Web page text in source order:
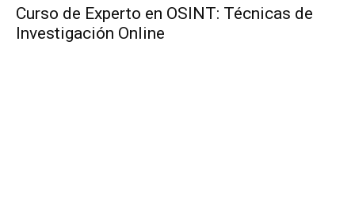
Curso de Experto en OSINT: Técnicas de
Investigación Online